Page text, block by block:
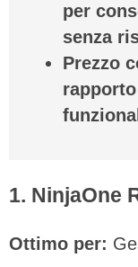
per
senza
Prezzo
1. NinjaOne
Ottimo per: